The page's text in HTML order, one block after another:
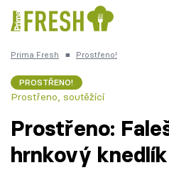
Česká kuchyně
Prima Fresh ■ Prostřeno!
PROSTŘENO!
Prostřeno, soutěžící
Prostřeno:
hrnkový knedlík